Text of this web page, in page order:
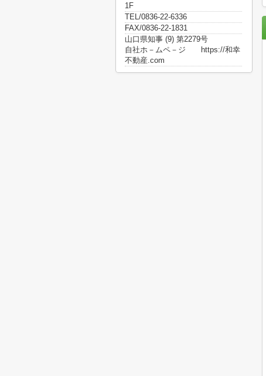
1F
TEL/0836-22-6336
FAX/0836-22-1831
山口県知事 (9) 第2279号
自社ホ－ムペ－ジ https://和幸
不動産.com